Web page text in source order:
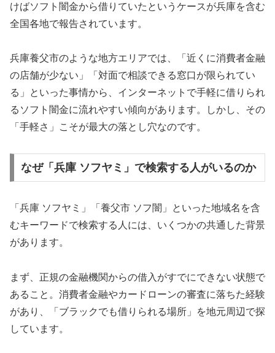
けばソフト闇金から借りていたというケースが兵庫を含む
全国各地で報告されています。
兵庫養父市のような地方エリアでは、「近くに消費者金融
の店舗が少ない」「対面で相談できる窓口が限られてい
る」といった事情から、インターネットで手軽に借りられ
るソフト闇金に流れやすい傾向があります。しかし、その
「手軽さ」こそが最大の落とし穴なのです。
なぜ「兵庫 ソフヤミ」で検索する人がいるのか
「兵庫 ソフヤミ」「養父市 ソフ闇」といった地域名を含
むキーワードで検索する人には、いくつかの共通した背景
があります。
まず、正規の金融機関からの借入がすでにできない状態で
あること。消費者金融やカードローンの審査に落ちた経験
があり、「ブラックでも借りられる場所」を地元周辺で探
しています。